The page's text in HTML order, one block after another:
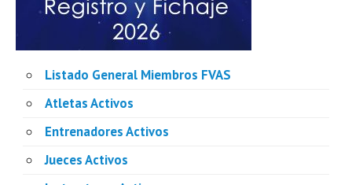
Listado General Miembros FVAS
Atletas Activos
Entrenadores Activos
Jueces Activos